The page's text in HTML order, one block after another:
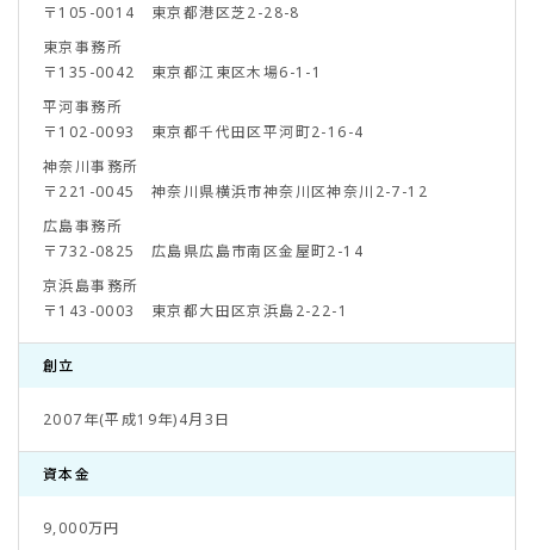
〒105-0014 東京都港区芝2-28-8
東京事務所
〒135-0042 東京都江東区木場6-1-1
平河事務所
〒102-0093 東京都千代田区平河町2-16-4
神奈川事務所
〒221-0045 神奈川県横浜市神奈川区神奈川2-7-12
広島事務所
〒732-0825 広島県広島市南区金屋町2-14
京浜島事務所
〒143-0003 東京都大田区京浜島2-22-1
創立
2007年(平成19年)4月3日
資本金
9,000万円